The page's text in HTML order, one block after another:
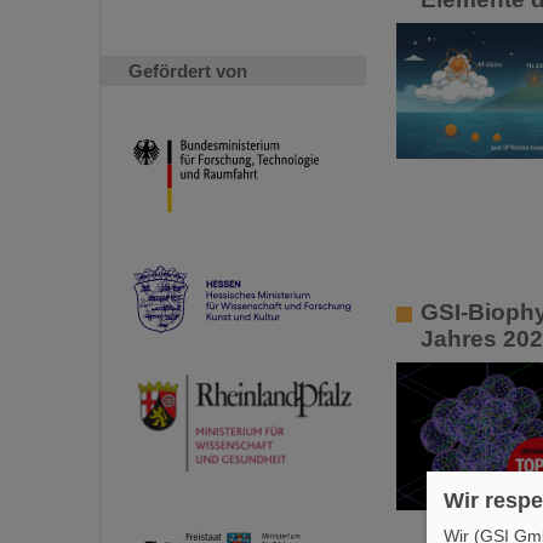
Gefördert von
GSI-
Jahres
Wir
Wir (GSI